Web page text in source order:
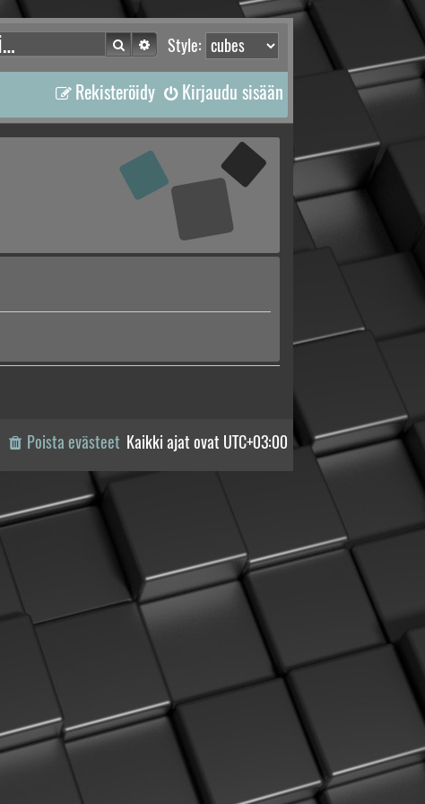
Style:
Etsi Tarkennettu haku
Kirjaudu sisään
Rekisteröidy
Kaikki ajat ovat UTC+03:00
Poista evästeet